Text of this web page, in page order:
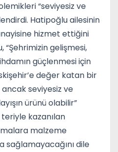
“seviyesiz ve
Hatipoğlu ailesinin
hizmet ettiğini
gelişmesi,
güçlenmesi için
değer katan bir
ancak seviyesiz ve
ürünü olabilir”
teriyle kazanılan
malzeme
sağlamayacağını dile